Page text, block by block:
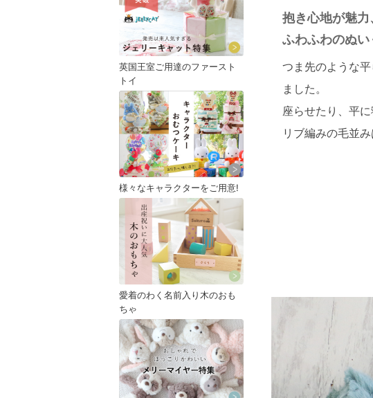
抱き心地が魅
ふわふわのぬい
つま先のような
ました。
座らせたり、平
リブ編みの毛並
英国王室ご用達のファースト
トイ
様々なキャラクターをご用意!
愛着のわく名前入り木のおも
ちゃ